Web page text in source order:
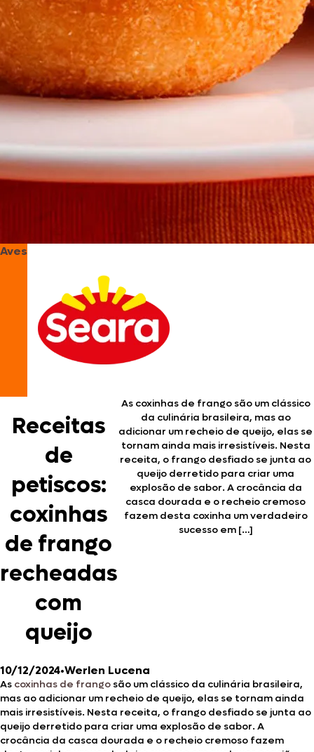
Aves
Receitas
de
petiscos:
coxinhas
de frango
recheadas
com
queijo
As coxinhas de frango são um clássico
da culinária brasileira, mas ao
adicionar um recheio de queijo, elas se
tornam ainda mais irresistíveis. Nesta
receita, o frango desfiado se junta ao
queijo derretido para criar uma
explosão de sabor. A crocância da
casca dourada e o recheio cremoso
fazem desta coxinha um verdadeiro
sucesso em […]
10/12/2024•Werlen Lucena
As coxinhas de frango são um clássico da culinária brasileira,
mas ao adicionar um recheio de queijo, elas se tornam ainda
mais irresistíveis. Nesta receita, o frango desfiado se junta ao
queijo derretido para criar uma explosão de sabor. A
crocância da casca dourada e o recheio cremoso fazem